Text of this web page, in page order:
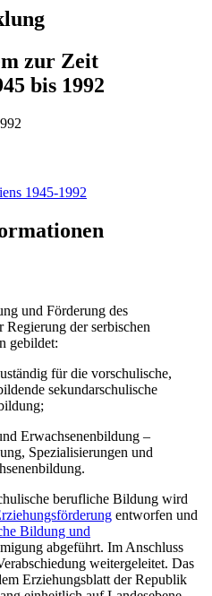
zur Zeit
bis 1992
1945-1992
und Förderung des
der serbischen
gebildet:
für die vorschulische,
sekundarschulische
Erwachsenenbildung –
Spezialisierungen und
berufliche Bildung wird
entworfen und
Bildung und
abgeführt. Im Anschluss
weitergeleitet. Das
Erziehungsblatt der Republik